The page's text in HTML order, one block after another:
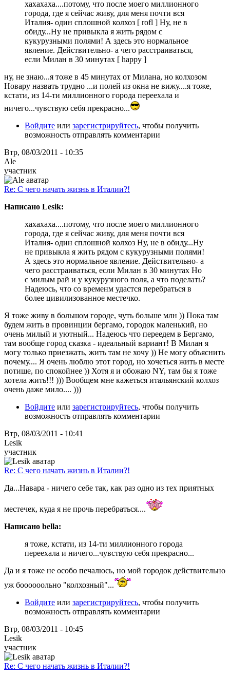
хахахаха....потому, что после моего миллионного
города, где я сейчас живу, для меня почти вся
Италия- один сплошной колхоз [ rofl ] Ну, не в
обиду...Ну не привыкла я жить рядом с
кукурузными полями! А здесь это нормальное
явление. Действительно- а чего расстраиваться,
если Милан в 30 минутах [ happy ]
ну, не знаю...я тоже в 45 минутах от Милана, но колхозом
Новару назвать трудно ...и полей из окна не вижу....я тоже,
кстати, из 14-ти миллионного города переехала и
ничего...чувствую себя прекрасно...
Войдите или зарегистрируйтесь, чтобы получить
возможность отправлять комментарии
Втр, 08/03/2011 - 10:35
Ale
участник
Re: С чего начать жизнь в Италии?!
Написано Lesik:
хахахаха....потому, что после моего миллионного
города, где я сейчас живу, для меня почти вся
Италия- один сплошной колхоз Ну, не в обиду...Ну
не привыкла я жить рядом с кукурузными полями!
А здесь это нормальное явление. Действительно- а
чего расстраиваться, если Милан в 30 минутах Но
с милым рай и у кукурузного поля, а что поделать?
Надеюсь, что со временм удастся перебраться в
более цивилизованное местечко.
Я тоже живу в большом городе, чуть больше млн )) Пока там
будем жить в провинции бергамо, городок маленький, но
очень милый и уютный... Надеюсь что переедем в Бергамо,
там вообще город сказка - идеальный вариант! В Милан я
могу только приезжать, жить там не хочу )) Не могу объяснить
почему.... Я очень люблю этот город, но хочеться жить в месте
потише, по спокойнее )) Хотя я и обожаю NY, там бы я тоже
хотела жить!!! ))) Вообщем мне кажеться итальянский колхоз
очень даже мило.... )))
Войдите или зарегистрируйтесь, чтобы получить
возможность отправлять комментарии
Втр, 08/03/2011 - 10:41
Lesik
участник
Re: С чего начать жизнь в Италии?!
Да...Навара - ничего себе так, как раз одно из тех приятных
местечек, куда я не прочь перебраться....
Написано bella:
я тоже, кстати, из 14-ти миллионного города
переехала и ничего...чувствую себя прекрасно...
Да и я тоже не особо печалюсь, но мой городок действительно
уж боооооольно "колхозный"...
Войдите или зарегистрируйтесь, чтобы получить
возможность отправлять комментарии
Втр, 08/03/2011 - 10:45
Lesik
участник
Re: С чего начать жизнь в Италии?!